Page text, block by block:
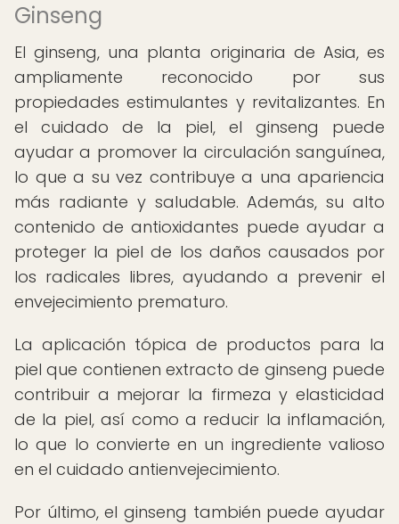
Ginseng
El ginseng, una planta originaria de Asia, es
ampliamente reconocido por sus
propiedades estimulantes y revitalizantes. En
el cuidado de la piel, el ginseng puede
ayudar a promover la circulación sanguínea,
lo que a su vez contribuye a una apariencia
más radiante y saludable. Además, su alto
contenido de antioxidantes puede ayudar a
proteger la piel de los daños causados por
los radicales libres, ayudando a prevenir el
envejecimiento prematuro.
La aplicación tópica de productos para la
piel que contienen extracto de ginseng puede
contribuir a mejorar la firmeza y elasticidad
de la piel, así como a reducir la inflamación,
lo que lo convierte en un ingrediente valioso
en el cuidado antienvejecimiento.
Por último, el ginseng también puede ayudar